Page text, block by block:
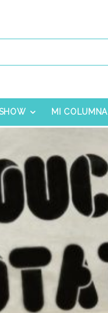
MI COLUMNA